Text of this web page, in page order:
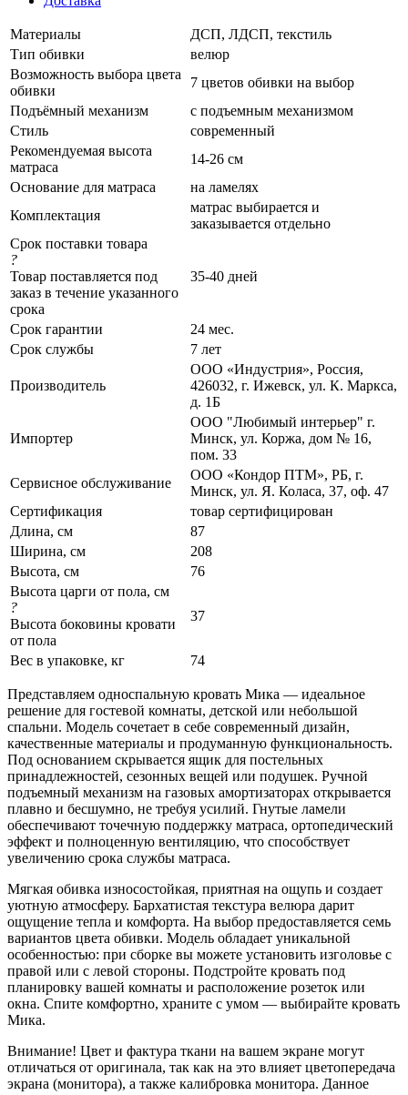
Материалы
ДСП, ЛДСП, текстиль
Тип обивки
велюр
Возможность выбора цвета
обивки
7 цветов обивки на выбор
Подъёмный механизм
с подъемным механизмом
Стиль
современный
Рекомендуемая высота
матраса
14-26 см
Основание для матраса
на ламелях
Комплектация
матрас выбирается и
заказывается отдельно
Срок поставки товара
?
Товар поставляется под
заказ в течение указанного
срока
35-40 дней
Срок гарантии
24 мес.
Срок службы
7 лет
Производитель
ООО «Индустрия», Россия,
426032, г. Ижевск, ул. К. Маркса,
д. 1Б
Импортер
ООО "Любимый интерьер" г.
Минск, ул. Коржа, дом № 16,
пом. 33
Сервисное обслуживание
ООО «Кондор ПТМ», РБ, г.
Минск, ул. Я. Коласа, 37, оф. 47
Сертификация
товар сертифицирован
Длина, см
87
Ширина, см
208
Высота, см
76
Высота царги от пола, см
?
Высота боковины кровати
от пола
37
Вес в упаковке, кг 74
Представляем односпальную кровать Мика — идеальное
решение для гостевой комнаты, детской или небольшой
спальни. Модель сочетает в себе современный дизайн,
качественные материалы и продуманную функциональность.
Под основанием скрывается ящик для постельных
принадлежностей, сезонных вещей или подушек. Ручной
подъемный механизм на газовых амортизаторах открывается
плавно и бесшумно, не требуя усилий. Гнутые ламели
обеспечивают точечную поддержку матраса, ортопедический
эффект и полноценную вентиляцию, что способствует
увеличению срока службы матраса.
Мягкая обивка износостойкая, приятная на ощупь и создает
уютную атмосферу. Бархатистая текстура велюра дарит
ощущение тепла и комфорта. На выбор предоставляется семь
вариантов цвета обивки. Модель обладает уникальной
особенностью: при сборке вы можете установить изголовье с
правой или с левой стороны. Подстройте кровать под
планировку вашей комнаты и расположение розеток или
окна. Спите комфортно, храните с умом — выбирайте кровать
Мика.
Внимание! Цвет и фактура ткани на вашем экране могут
отличаться от оригинала, так как на это влияет цветопередача
экрана (монитора), а также калибровка монитора. Данное